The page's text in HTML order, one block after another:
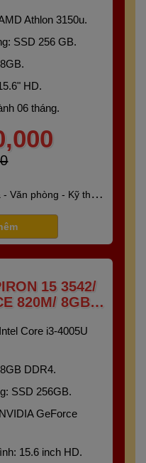
Athlon 3150u.
SSD 256 GB.
HD.
06 tháng.
Văn phòng - Kỹ thuật
15 3542/
820M/ 8GB/
Core i3-4005U
DDR4.
SSD 256GB.
GeForce
15.6 inch HD.